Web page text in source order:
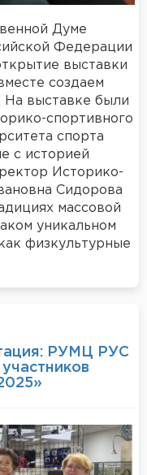
Думе
Федерации
выставки
создаем
На выставке были
спортивного
спорта
с историей
Историко-
Сидорова
массовой
уникальном
физкультурные
РУМЦ РУС